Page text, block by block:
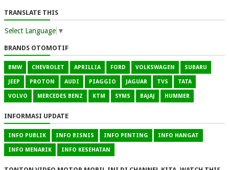
TRANSLATE THIS
Select Language ▼
BRANDS OTOMOTIF
BMW CHEVROLET APRILLIA FORD VOLKSWAGEN SUBARU
JEEP PROTON AUDI PIAGGIO JAGUAR TVS TATA
VOLVO MERCEDES BENZ KTM SYMS BAJAJ HUMMER
INFORMASI UPDATE
INFO PUBLIK INFO BISNIS INFO PENTING INFO HANGAT
INFO MENARIK INFO KESEHATAN